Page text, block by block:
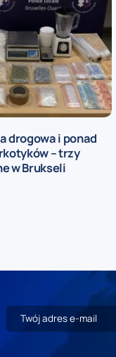
drogowa i ponad
– trzy
w Brukseli